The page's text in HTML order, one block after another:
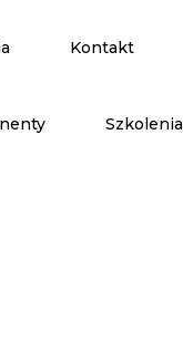
Kontakt
Szkolenia